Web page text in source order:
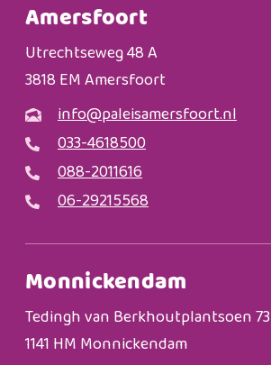
Amersfoort
Utrechtseweg 48 A
3818 EM Amersfoort
info@paleisamersfoort.nl
033-4618500
088-2011616
06-29215568
Monnickendam
Tedingh van Berkhoutplantsoen 73
1141 HM Monnickendam